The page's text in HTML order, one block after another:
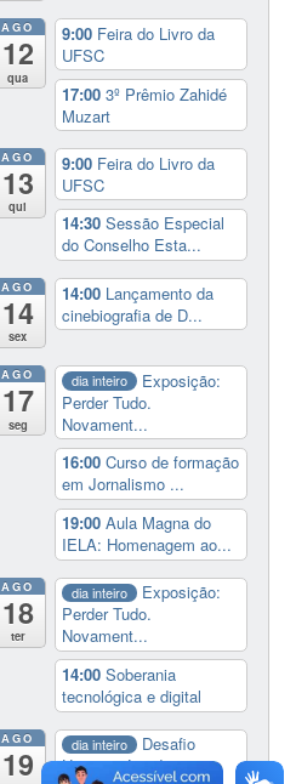
AGO
12
qua
9:00 Feira do Livro da
UFSC
17:003º Prêmio Zahidé
Muzart
AGO
13
qui
9:00 Feira do Livro da
UFSC
14:30Sessão Especial
do Conselho Esta...
AGO
14
sex
14:00 Lançamento da
cinebiografia de D...
AGO
17
seg
dia inteiro
Exposição:
Perder Tudo.
Novament...
16:00Curso de formação
em Jornalismo ...
19:00Aula Magna do
IELA: Homenagem ao...
AGO
18
ter
dia inteiro
Exposição:
Perder Tudo.
Novament...
14:00Soberania
tecnológica e digital
AGO
19
dia inteiro
Desafio
Universitário de